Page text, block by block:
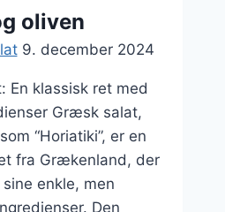
oliven
9. december 2024
En klassisk ret med
Græsk salat,
“Horiatiki”, er en
fra Grækenland, der
enkle, men
Den